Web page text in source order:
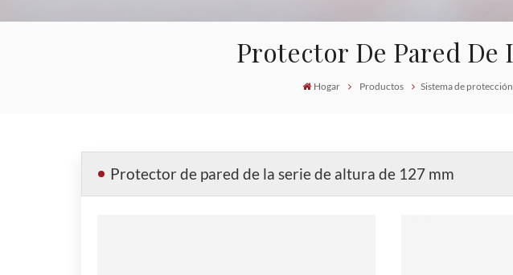
Protector De Pared De
Hogar Productos Sistema de
Protector de pared de la serie de altura de 127 mm